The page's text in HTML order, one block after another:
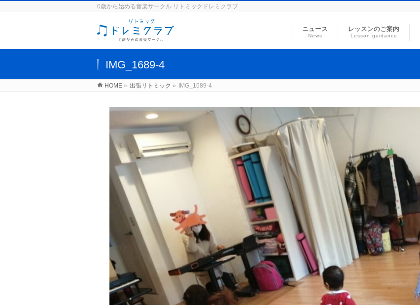
0歳から始める音楽サークル リトミックドレミクラブ
ニュース
News
レッスンのご案内
Lesson guidance
IMG_1689-4
HOME » 出張リトミック » IMG_1689-4